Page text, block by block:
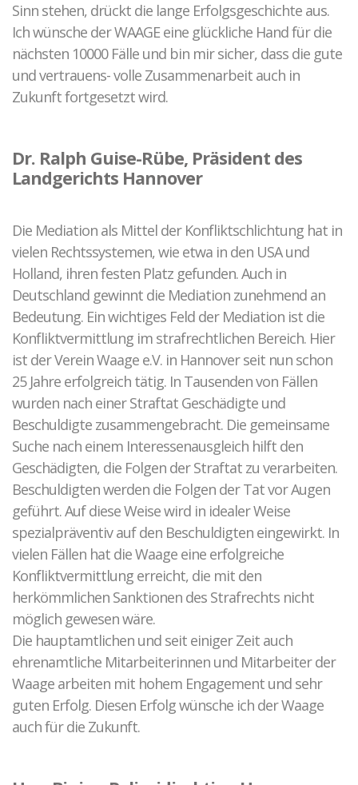
Sinn stehen, drückt die lange Erfolgsgeschichte aus.
Ich wünsche der WAAGE eine glückliche Hand für die
nächsten 10000 Fälle und bin mir sicher, dass die gute
und vertrauens- volle Zusammenarbeit auch in
Zukunft fortgesetzt wird.
Dr. Ralph Guise-Rübe, Präsident des
Landgerichts Hannover
Die Mediation als Mittel der Konfliktschlichtung hat in
vielen Rechtssystemen, wie etwa in den USA und
Holland, ihren festen Platz gefunden. Auch in
Deutschland gewinnt die Mediation zunehmend an
Bedeutung. Ein wichtiges Feld der Mediation ist die
Konfliktvermittlung im strafrechtlichen Bereich. Hier
ist der Verein Waage e.V. in Hannover seit nun schon
25 Jahre erfolgreich tätig. In Tausenden von Fällen
wurden nach einer Straftat Geschädigte und
Beschuldigte zusammengebracht. Die gemeinsame
Suche nach einem Interessenausgleich hilft den
Geschädigten, die Folgen der Straftat zu verarbeiten.
Beschuldigten werden die Folgen der Tat vor Augen
geführt. Auf diese Weise wird in idealer Weise
spezialpräventiv auf den Beschuldigten eingewirkt. In
vielen Fällen hat die Waage eine erfolgreiche
Konfliktvermittlung erreicht, die mit den
herkömmlichen Sanktionen des Strafrechts nicht
möglich gewesen wäre.
Die hauptamtlichen und seit einiger Zeit auch
ehrenamtliche Mitarbeiterinnen und Mitarbeiter der
Waage arbeiten mit hohem Engagement und sehr
guten Erfolg. Diesen Erfolg wünsche ich der Waage
auch für die Zukunft.